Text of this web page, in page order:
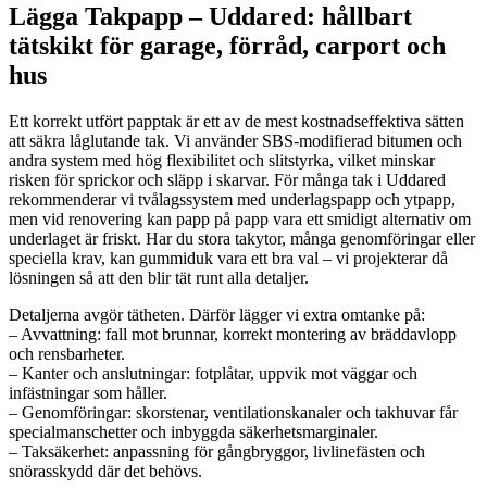
Lägga Takpapp – Uddared: hållbart
tätskikt för garage, förråd, carport och
hus
Ett korrekt utfört papptak är ett av de mest kostnadseffektiva sätten
att säkra låglutande tak. Vi använder SBS-modifierad bitumen och
andra system med hög flexibilitet och slitstyrka, vilket minskar
risken för sprickor och släpp i skarvar. För många tak i Uddared
rekommenderar vi tvålagssystem med underlagspapp och ytpapp,
men vid renovering kan papp på papp vara ett smidigt alternativ om
underlaget är friskt. Har du stora takytor, många genomföringar eller
speciella krav, kan gummiduk vara ett bra val – vi projekterar då
lösningen så att den blir tät runt alla detaljer.
Detaljerna avgör tätheten. Därför lägger vi extra omtanke på:
– Avvattning: fall mot brunnar, korrekt montering av bräddavlopp
och rensbarheter.
– Kanter och anslutningar: fotplåtar, uppvik mot väggar och
infästningar som håller.
– Genomföringar: skorstenar, ventilationskanaler och takhuvar får
specialmanschetter och inbyggda säkerhetsmarginaler.
– Taksäkerhet: anpassning för gångbryggor, livlinefästen och
snörasskydd där det behövs.